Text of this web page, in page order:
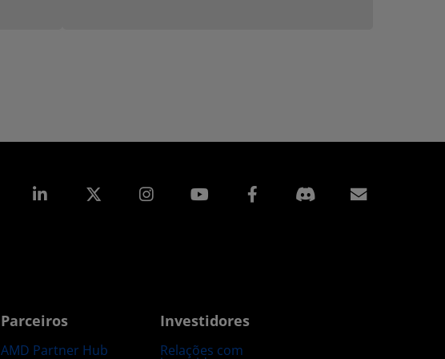
Linkedin Instagram Facebook
Parceiros
AMD Partner Hub
Investidores
Relações com